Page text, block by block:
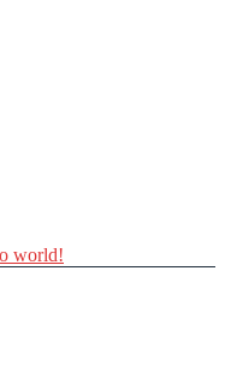
world!